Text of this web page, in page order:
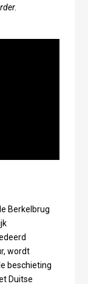
Berkelbrug
wordt
beschieting
Duitse